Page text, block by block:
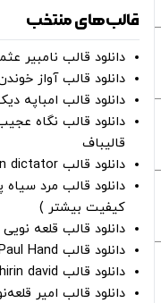
قالب‌های منتخب
دانلود قالب نامبیر
دانلود قالب آواز
دانلود قالب امباپه
دانلود قالب نگاه
قالیباف
دانلود قالب kylian dictator
کیفیت بیشتر )
دانلود قالب قلعه
دانلود قالب Oh Kevin De Bruyne - Paul Hand
دانلود قالب Gut Genug - kitschrieg ft. Shirin david
دانلود قالب امیر